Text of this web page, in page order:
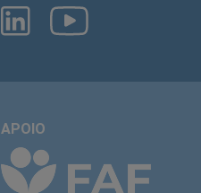
APOIO